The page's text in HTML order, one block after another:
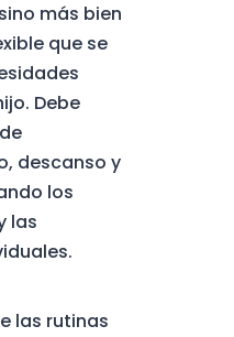
más bien
que se
Debe
descanso y
los
las
las rutinas